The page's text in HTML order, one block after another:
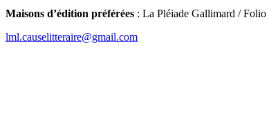
Maisons d’édition préférées : La Pléiade Gallimard /
lml.causelitteraire@gmail.com